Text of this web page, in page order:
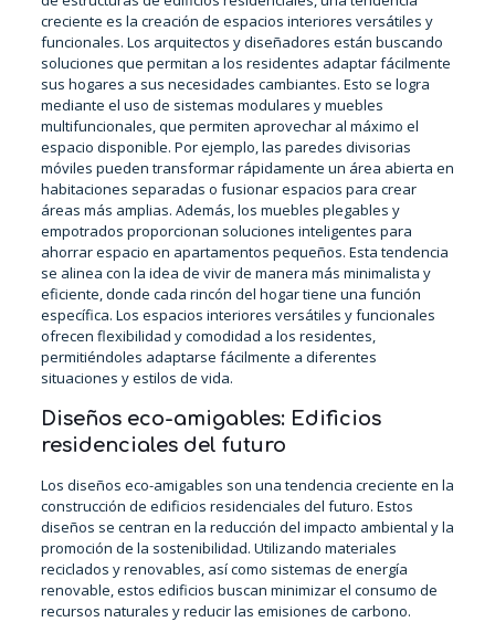
creciente es la creación de espacios interiores versátiles y
funcionales. Los arquitectos y diseñadores están buscando
soluciones que permitan a los residentes adaptar fácilmente
sus hogares a sus necesidades cambiantes. Esto se logra
mediante el uso de sistemas modulares y muebles
multifuncionales, que permiten aprovechar al máximo el
espacio disponible. Por ejemplo, las paredes divisorias
móviles pueden transformar rápidamente un área abierta en
habitaciones separadas o fusionar espacios para crear
áreas más amplias. Además, los muebles plegables y
empotrados proporcionan soluciones inteligentes para
ahorrar espacio en apartamentos pequeños. Esta tendencia
se alinea con la idea de vivir de manera más minimalista y
eficiente, donde cada rincón del hogar tiene una función
específica. Los espacios interiores versátiles y funcionales
ofrecen flexibilidad y comodidad a los residentes,
permitiéndoles adaptarse fácilmente a diferentes
situaciones y estilos de vida.
Diseños eco-amigables: Edificios
residenciales del futuro
Los diseños eco-amigables son una tendencia creciente en la
construcción de edificios residenciales del futuro. Estos
diseños se centran en la reducción del impacto ambiental y la
promoción de la sostenibilidad. Utilizando materiales
reciclados y renovables, así como sistemas de energía
renovable, estos edificios buscan minimizar el consumo de
recursos naturales y reducir las emisiones de carbono.